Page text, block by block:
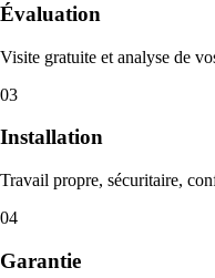
Évaluation
Visite gratuite et analyse de
03
Installation
Travail propre, sécuritaire,
04
Garantie